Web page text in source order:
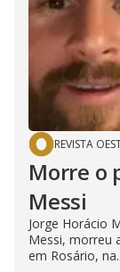
REVISTA
Morre o
Messi
Jorge Horácio
Messi, morreu
em Rosário,